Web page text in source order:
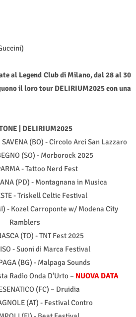
al Legend Club di Milano, dal 28 al 30
il loro tour DELIRIUM2025 con una
| DELIRIUM2025
(BO) - Circolo Arci San Lazzaro
(SO) - Morborock 2025
- Tattoo Nerd Fest
(PD) - Montagnana in Musica
- Triskell Celtic Festival
- Kozel Carroponte w/ Modena City
Ramblers
(TO) - TNT Fest 2025
- Suoni di Marca Festival
(BG) - Malpaga Sounds
Radio Onda D'Urto – NUOVA DATA
(FC) – Druidia
(AT) - Festival Contro